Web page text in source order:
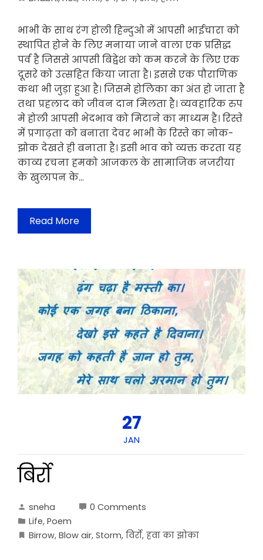
भाभी के साथ रंग होली हिन्दुओ में आपसी भाईचारा को
स्थापित होने के लिए मनाया जाने वाला एक प्रसिद्ध
पर्व है जिससे आपसी बिद्वेश को कम करने के लिए एक
दूसरे को उत्सहित किया जाता है। इससे एक पौराणिक
कथा भी जुड़ा हुआ है। जिसमे होलिका का अंत हो जाता है
तथा प्रहलाद को जीवन दान मिलता है। व्यवहारिक रुप
मे होली आपसी भेदभाव को मिटाने का माध्यम है। रिस्ते
में प्रगाढ़ता को बनाता देवर भाभी के रिस्ते का नोक-
झोक देखते ही बनाता है। इसी भाव को व्यक्त करता यह
काव्य रचना हमको आजकल के सामाजिक नजरीया
के खुलापन के…
Read More
27
JAN
बिर्रो
sneha
0 Comments
Life, Poem
Birrow, Blow air, Storm, विर्रो, हवा का झोका